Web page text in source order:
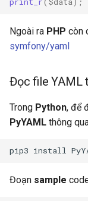
Ngoài ra PHP còn
symfony/yaml
Đọc file YAML
Trong Python, để
PyYAML thông
Đoạn sample